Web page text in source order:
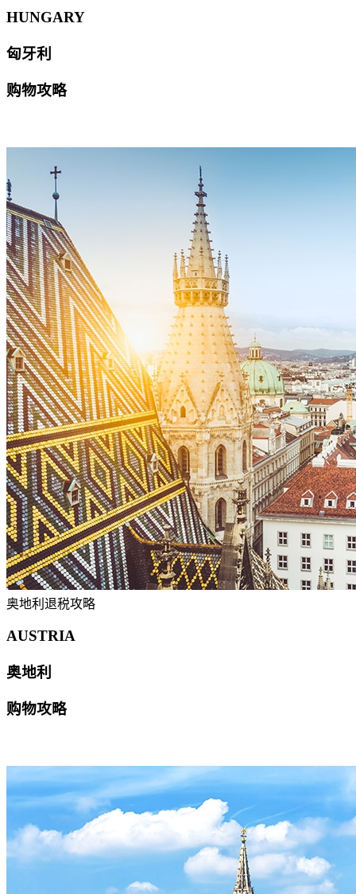
HUNGARY
匈牙利
购物攻略
奥地利退税攻略
AUSTRIA
奥地利
购物攻略